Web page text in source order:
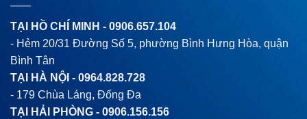
TẠI HỒ CHÍ MINH - 0906.657.104
- Hẻm 20/31 Đường Số 5, phường Bình Hưng Hòa, quận
Bình Tân
TẠI HÀ NỘI - 0964.828.728
- 179 Chùa Láng, Đống Đa
TẠI HẢI PHÒNG - 0906.156.156